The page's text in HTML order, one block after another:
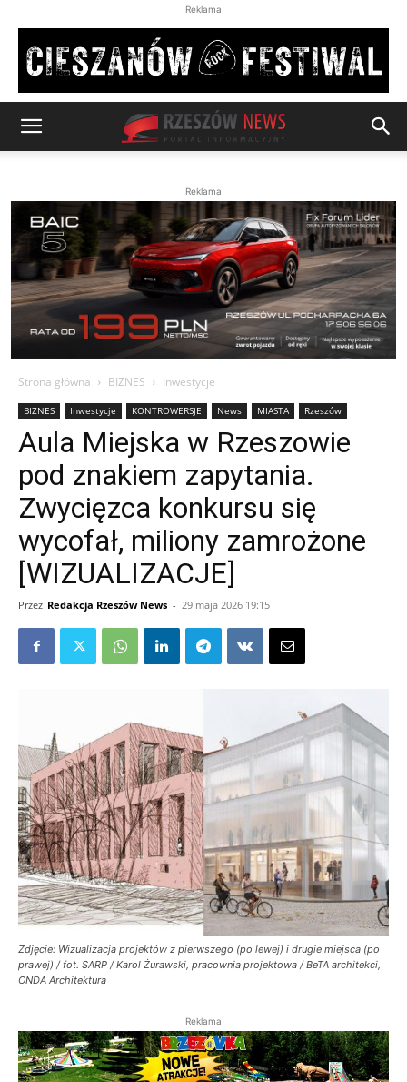
Reklama
Reklama
Strona główna BIZNES Inwestycje
BIZNES Inwestycje KONTROWERSJE News MIASTA Rzeszów
Aula Miejska w Rzeszowie
pod znakiem zapytania.
Zwycięzca konkursu się
wycofał, miliony zamrożone
[WIZUALIZACJE]
Przez Redakcja Rzeszów News - 29 maja 2026 19:15
Zdjęcie: Wizualizacja projektów z pierwszego (po lewej) i drugie miejsca (po
prawej) / fot. SARP / Karol Żurawski, pracownia projektowa / BeTA architekci,
ONDA Architektura
Reklama